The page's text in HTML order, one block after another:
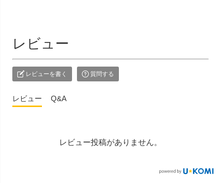
レビュー
レビューを書く 質問する
レビュー Q&A
レビュー投稿がありません。